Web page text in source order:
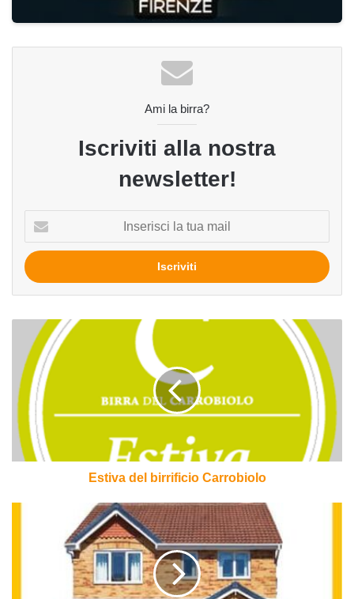
Ami la birra?
Iscriviti alla nostra
newsletter!
tua
mail
birrificio
Carrobiolo
Estiva del birrificio Carrobiolo